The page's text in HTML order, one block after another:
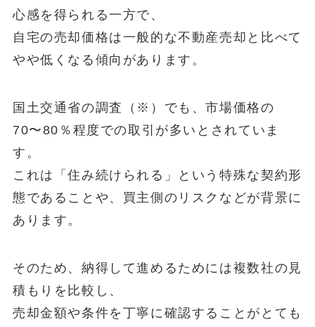
心感を得られる一方で、
自宅の売却価格は一般的な不動産売却と比べて
やや低くなる傾向があります。
国土交通省の調査（※）でも、市場価格の
70〜80％程度での取引が多いとされていま
す。
これは「住み続けられる」という特殊な契約形
態であることや、買主側のリスクなどが背景に
あります。
そのため、納得して進めるためには複数社の見
積もりを比較し、
売却金額や条件を丁寧に確認することがとても